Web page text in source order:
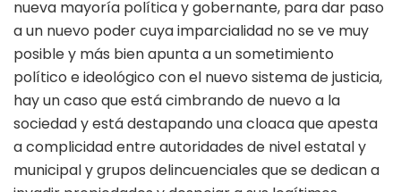
nueva mayoría política y gobernante, para dar paso
a un nuevo poder cuya imparcialidad no se ve muy
posible y más bien apunta a un sometimiento
político e ideológico con el nuevo sistema de justicia,
hay un caso que está cimbrando de nuevo a la
sociedad y está destapando una cloaca que apesta
a complicidad entre autoridades de nivel estatal y
municipal y grupos delincuenciales que se dedican a